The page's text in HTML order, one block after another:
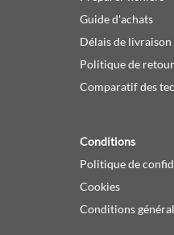
Guide d'achats
Délais de livraison
Politique de retour
Comparatif des
Conditions
Politique de
Cookies
Conditions